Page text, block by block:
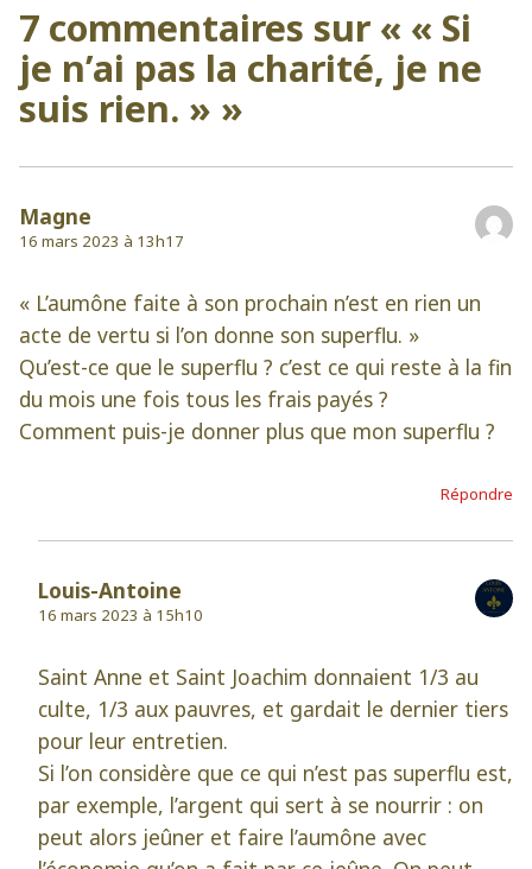
7 commentaires sur « « Si
je n’ai pas la charité, je ne
suis rien. » »
Magne
16 mars 2023 à 13h17
« L’aumône faite à son prochain n’est en rien un
acte de vertu si l’on donne son superflu. »
Qu’est-ce que le superflu ? c’est ce qui reste à la fin
du mois une fois tous les frais payés ?
Comment puis-je donner plus que mon superflu ?
Répondre
Louis-Antoine
16 mars 2023 à 15h10
Saint Anne et Saint Joachim donnaient 1/3 au
culte, 1/3 aux pauvres, et gardait le dernier tiers
pour leur entretien.
Si l’on considère que ce qui n’est pas superflu est,
par exemple, l’argent qui sert à se nourrir : on
peut alors jeûner et faire l’aumône avec